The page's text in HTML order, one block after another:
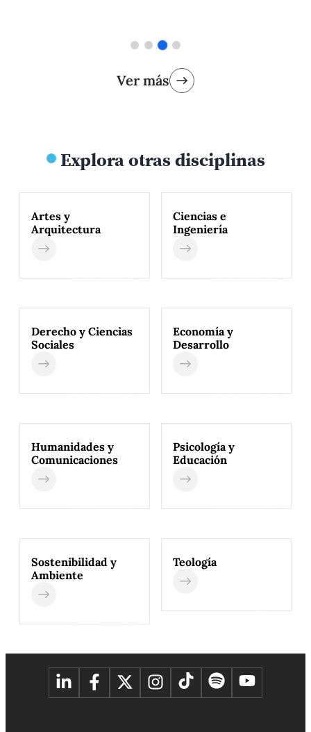
Ver más
Explora otras disciplinas
Artes y
Arquitectura
Ciencias e
Ingeniería
Derecho y Ciencias
Sociales
Economía y
Desarrollo
Humanidades y
Comunicaciones
Psicología y
Educación
Sostenibilidad y
Ambiente
Teología